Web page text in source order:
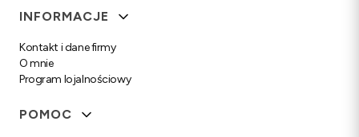
Linki w stopce
INFORMACJE
Kontakt i dane firmy
O mnie
Program lojalnościowy
POMOC